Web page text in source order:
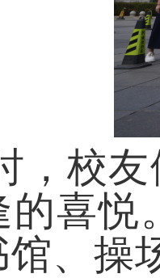
，校
的喜悦
馆、操